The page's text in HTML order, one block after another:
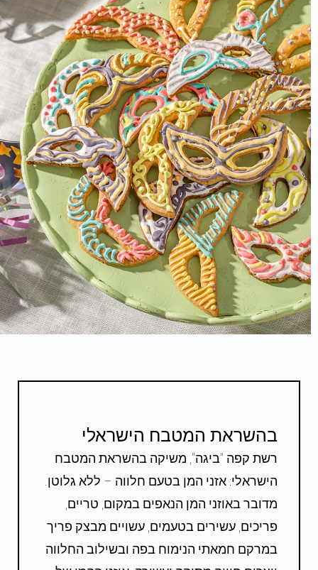
בהשראת המטבח הישראלי
רשת קפה "ביגה", משיקה בהשראת המטבח
הישראלי: אזני המן בטעם חלווה – ללא גלוטן.
מדובר באוזני המן הנאפים במקום, טריים,
פריכים, עשירים בטעמים, עשויים מבצק פריך
במרקם חמאתי הנימוח בפה ובשילוב החלווה